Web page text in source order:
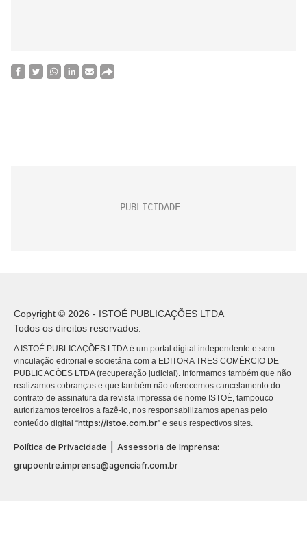
Copyright © 2026 - ISTOÉ PUBLICAÇÕES LTDA
Todos os direitos reservados.
A ISTOÉ PUBLICAÇÕES LTDA é um portal digital independente e sem
vinculação editorial e societária com a EDITORA TRES COMÉRCIO DE
PUBLICACÕES LTDA (recuperação judicial). Informamos também que não
realizamos cobranças e que também não oferecemos cancelamento do
contrato de assinatura da revista impressa de nome ISTOÉ, tampouco
autorizamos terceiros a fazê-lo, nos responsabilizamos apenas pelo
conteúdo digital “https://istoe.com.br” e seus respectivos sites.
Política de Privacidade
Assessoria de Imprensa:
grupoentre.imprensa@agenciafr.com.br